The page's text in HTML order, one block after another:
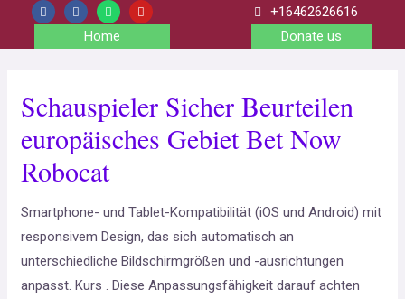
+16462626616
Home
Donate us
Schauspieler Sicher Beurteilen
europäisches Gebiet Bet Now
Robocat
Smartphone- und Tablet-Kompatibilität (iOS und Android) mit
responsivem Design, das sich automatisch an
unterschiedliche Bildschirmgrößen und -ausrichtungen
anpasst. Kurs . Diese Anpassungsfähigkeit darauf achten